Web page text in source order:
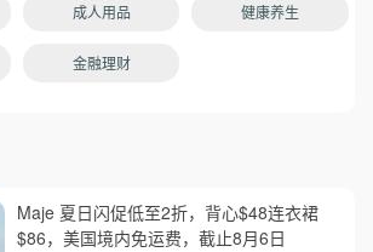
成人用品 健康养生
金融理财
Maje 夏日闪促低至2折，背心$48连衣裙
$86，美国境内免运费，截止8月6日